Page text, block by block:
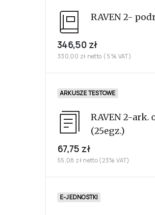
RAVEN 2-
346,50 zł
330,00 zł netto ( 5% VAT)
ARKUSZE TESTOWE
RAVEN 2-ark.
(25egz.)
67,75 zł
55,08 zł netto (23% VAT)
E-JEDNOSTKI